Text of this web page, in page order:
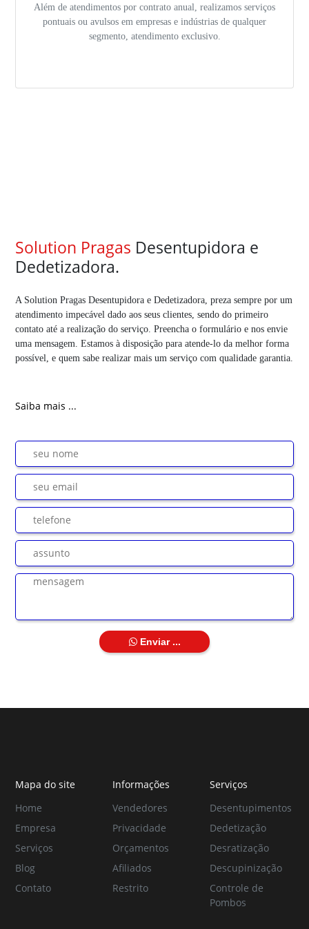
Além de atendimentos por contrato anual, realizamos serviços
pontuais ou avulsos em empresas e indústrias de qualquer
segmento, atendimento exclusivo.
Solution Pragas Desentupidora e
Dedetizadora.
A Solution Pragas Desentupidora e Dedetizadora, preza sempre por um
atendimento impecável dado aos seus clientes, sendo do primeiro
contato até a realização do serviço. Preencha o formulário e nos envie
uma mensagem. Estamos à disposição para atende-lo da melhor forma
possível, e quem sabe realizar mais um serviço com qualidade garantia.
Saiba mais ...
Enviar ...
Mapa do site
Home
Empresa
Serviços
Blog
Contato
Informações
Vendedores
Privacidade
Orçamentos
Afiliados
Restrito
Serviços
Desentupimentos
Dedetização
Desratização
Descupinização
Controle de
Pombos